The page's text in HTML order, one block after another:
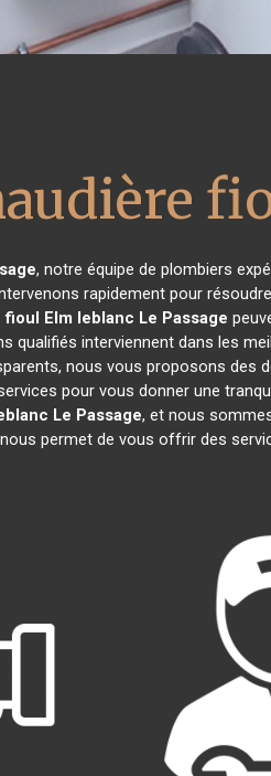
, notre équipe de plombiers
rapidement pour
fioul Elm leblanc Le Passage
qualifiés interviennent dans les
nous vous proposons des
pour vous donner une
Le Passage, et nous
permet de vous offrir des